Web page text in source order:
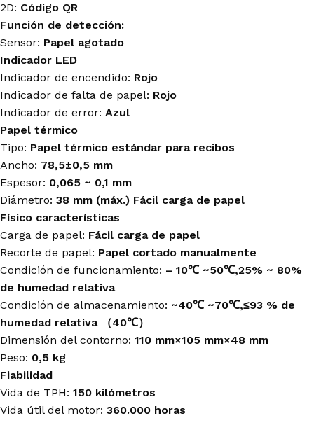
2D: Código QR
Función de detección:
Sensor: Papel agotado
Indicador LED
Indicador de encendido: Rojo
Indicador de falta de papel: Rojo
Indicador de error: Azul
Papel térmico
Tipo: Papel térmico estándar para recibos
Ancho: 78,5±0,5 mm
Espesor: 0,065 ~ 0,1 mm
Diámetro: 38 mm (máx.) Fácil carga de papel
Físico características
Carga de papel: Fácil carga de papel
Recorte de papel: Papel cortado manualmente
Condición de funcionamiento: – 10℃ ~50℃,25% ~ 80%
de humedad relativa
Condición de almacenamiento: ~40℃ ~70℃,≤93 % de
humedad relativa （40℃）
Dimensión del contorno: 110 mm×105 mm×48 mm
Peso: 0,5 kg
Fiabilidad
Vida de TPH: 150 kilómetros
Vida útil del motor: 360.000 horas